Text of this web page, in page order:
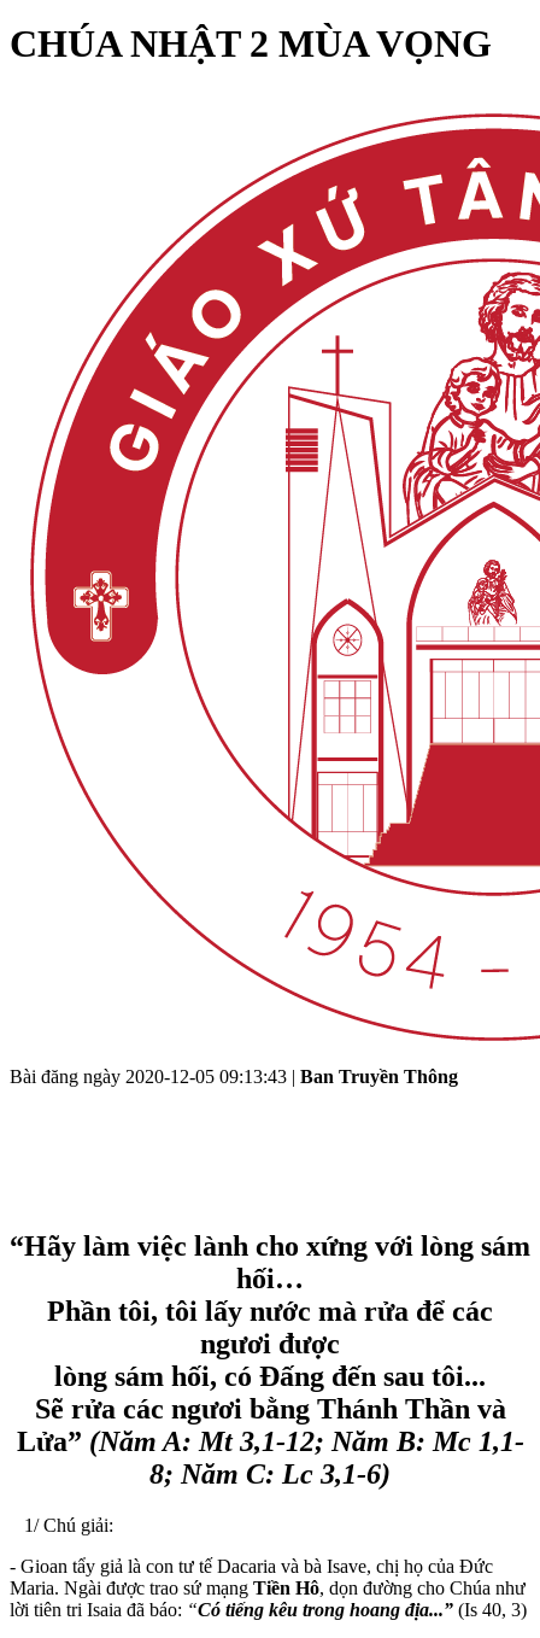
CHÚA NHẬT 2 MÙA VỌNG
Bài đăng ngày 2020-12-05 09:13:43 | Ban Truyền Thông
“Hãy làm việc lành cho xứng với lòng sám
hối…
Phần tôi, tôi lấy nước mà rửa để các
ngươi được
lòng sám hối, có Đấng đến sau tôi...
Sẽ rửa các ngươi bằng Thánh Thần và
Lửa” (Năm A: Mt 3,1-12; Năm B: Mc 1,1-
8; Năm C: Lc 3,1-6)
1/ Chú giải:
- Gioan tẩy giả là con tư tế Dacaria và bà Isave, chị họ của Đức
Maria. Ngài được trao sứ mạng Tiền Hô, dọn đường cho Chúa như
lời tiên tri Isaia đã báo: “Có tiếng kêu trong hoang địa...” (Is 40, 3)